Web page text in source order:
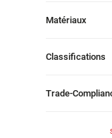
Matériaux
Classifications
Trade-